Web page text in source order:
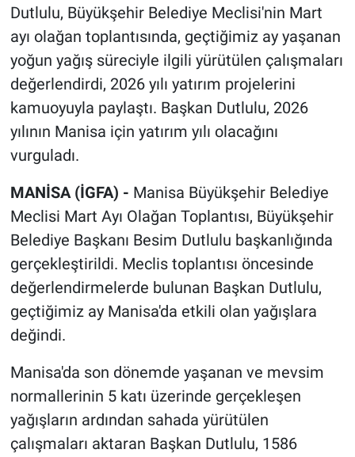
Dutlulu, Büyükşehir Belediye Meclisi'nin Mart
ayı olağan toplantısında, geçtiğimiz ay yaşanan
yoğun yağış süreciyle ilgili yürütülen çalışmaları
değerlendirdi, 2026 yılı yatırım projelerini
kamuoyuyla paylaştı. Başkan Dutlulu, 2026
yılının Manisa için yatırım yılı olacağını
vurguladı.
MANİSA (İGFA) - Manisa Büyükşehir Belediye
Meclisi Mart Ayı Olağan Toplantısı, Büyükşehir
Belediye Başkanı Besim Dutlulu başkanlığında
gerçekleştirildi. Meclis toplantısı öncesinde
değerlendirmelerde bulunan Başkan Dutlulu,
geçtiğimiz ay Manisa'da etkili olan yağışlara
değindi.
Manisa'da son dönemde yaşanan ve mevsim
normallerinin 5 katı üzerinde gerçekleşen
yağışların ardından sahada yürütülen
çalışmaları aktaran Başkan Dutlulu, 1586